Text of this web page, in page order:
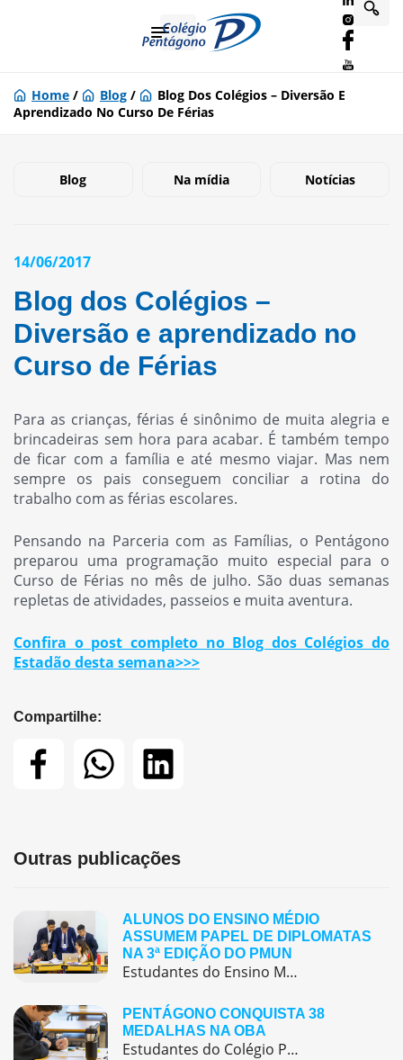
Home / Blog /
Blog Dos Colégios – Diversão E
Aprendizado No Curso De Férias
Blog Na mídia Notícias
14/06/2017
Blog dos Colégios –
Diversão e aprendizado no
Curso de Férias
Para as crianças, férias é sinônimo de muita alegria e
brincadeiras sem hora para acabar. É também tempo
de ficar com a família e até mesmo viajar. Mas nem
sempre os pais conseguem conciliar a rotina do
trabalho com as férias escolares.
Pensando na Parceria com as Famílias, o Pentágono
preparou uma programação muito especial para o
Curso de Férias no mês de julho. São duas semanas
repletas de atividades, passeios e muita aventura.
Confira o post completo no Blog dos Colégios do
Estadão desta semana>>>
Compartilhe:
Outras publicações
ALUNOS DO ENSINO MÉDIO
ASSUMEM PAPEL DE DIPLOMATAS
NA 3ª EDIÇÃO DO PMUN
Estudantes do Ensino Médio do Colégio Pentágono protagonizaram uma simulação da ONU, defendendo posições de países em comitês temáticos e vivenciando, na prática, negociações diplomáticas multilíngues.
PENTÁGONO CONQUISTA 38
MEDALHAS NA OBA
Estudantes do Colégio Pentágono conquistam excelente resultado na Olimpíada Brasileira de Astronomia e Astronáutica (OBA) 2025, somando 38 medalhas.